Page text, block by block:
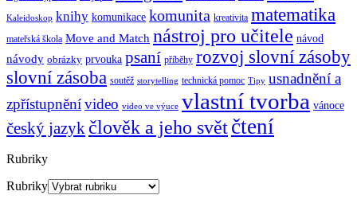
Kaleidoskop knihy komunikace komunita kreativita matematika
mateřská škola Move and Match nástroj pro učitele návod
návody obrázky prvouka psaní příběhy rozvoj slovní zásoby
slovní zásoba soutěž storytelling technická pomoc Tipy usnadnění a
zpřístupněnívideo video ve výuce vlastní tvorba vánoce
český jazyk člověk a jeho světčtení
Rubriky
Rubriky